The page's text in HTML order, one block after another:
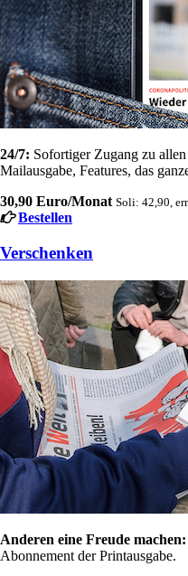
24/7: Sofortiger Zugang zu
Mailausgabe, Features, das
30,90 Euro/Monat Soli: 42,90,
Bestellen
Verschenken
Anderen eine Freude machen:
Abonnement der Printausgabe.